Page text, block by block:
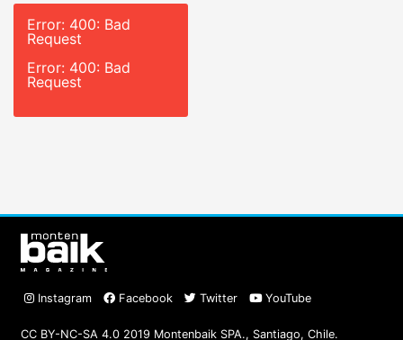
Error: 400: Bad
Request
Error: 400: Bad
Request
Instagram Facebook Twitter YouTube
CC BY-NC-SA 4.0 2019 Montenbaik SPA., Santiago, Chile.